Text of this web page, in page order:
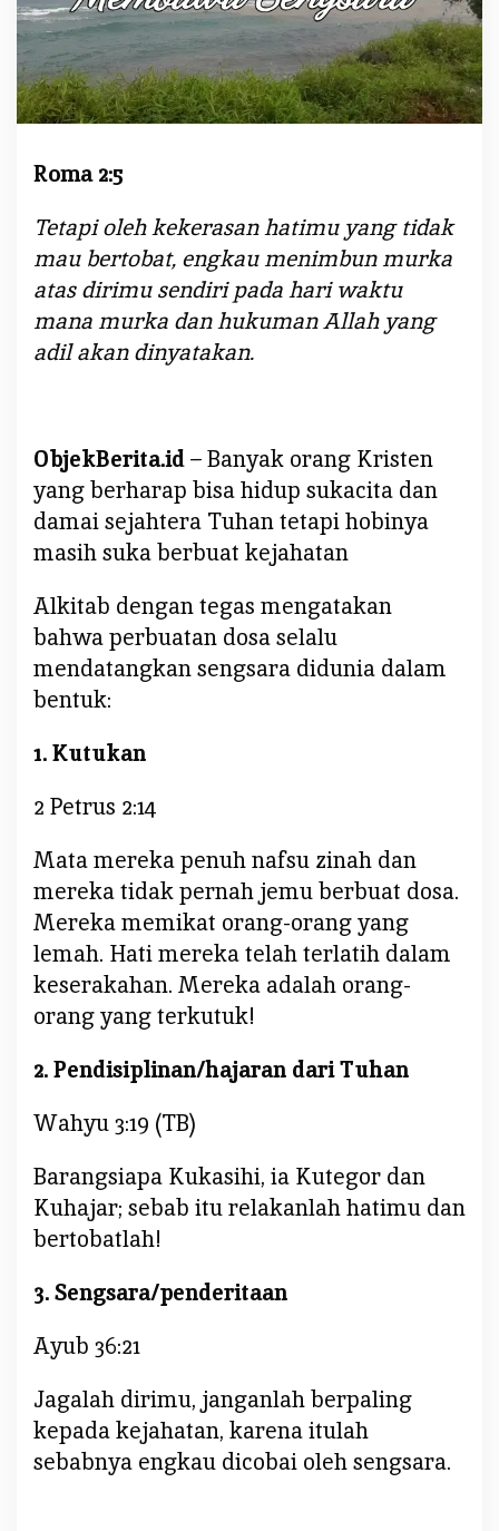
:
D
O
S
A
B
W
A
S
E
A
R
A
Roma 2:5
Tetapi oleh kekerasan hatimu yang tidak
mau bertobat, engkau menimbun murka
atas dirimu sendiri pada hari waktu
mana murka dan hukuman Allah yang
adil akan dinyatakan.
ObjekBerita.id– Banyak orang Kristen
yang berharap bisa hidup sukacita dan
damai sejahtera Tuhan tetapi hobinya
masih suka berbuat kejahatan
Alkitab dengan tegas mengatakan
bahwa perbuatan dosa selalu
mendatangkan sengsara didunia dalam
bentuk:
1. Kutukan
2 Petrus 2:14
Mata mereka penuh nafsu zinah dan
mereka tidak pernah jemu berbuat dosa.
Mereka memikat orang-orang yang
lemah. Hati mereka telah terlatih dalam
keserakahan. Mereka adalah orang-
orang yang terkutuk!
2. Pendisiplinan/hajaran dari Tuhan
Wahyu 3:19 (TB)
Barangsiapa Kukasihi, ia Kutegor dan
Kuhajar; sebab itu relakanlah hatimu dan
bertobatlah!
3. Sengsara/penderitaan
Ayub 36:21
Jagalah dirimu, janganlah berpaling
kepada kejahatan, karena itulah
sebabnya engkau dicobai oleh sengsara.